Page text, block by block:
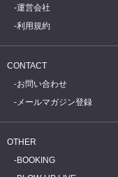
運営会社
利用規約
CONTACT
お問い合わせ
メールマガジン登録
OTHER
BOOKING